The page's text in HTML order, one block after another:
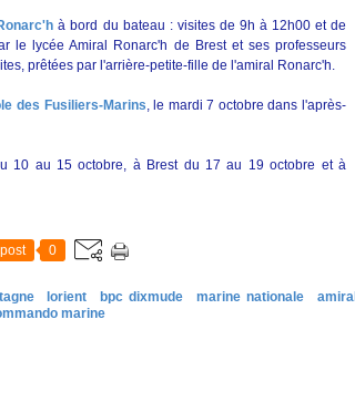
à bord du bateau : visites de 9h à 12h00 et de
le lycée Amiral Ronarc'h de Brest et ses professeurs
prêtées par l'arrière-petite-fille de l'amiral Ronarc'h.
des Fusiliers-Marins, le mardi 7 octobre dans l'après-
10 au 15 octobre, à Brest du 17 au 19 octobre et à
0
lorient bpc dixmude marine nationale
amiral
marine